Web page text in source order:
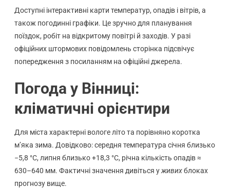
Доступні інтерактивні карти температур, опадів і вітрів, а
також погодинні графіки. Це зручно для планування
поїздок, робіт на відкритому повітрі й заходів. У разі
офіційних штормових повідомлень сторінка підсвічує
попередження з посиланням на офіційні джерела.
Погода у Вінниці:
кліматичні орієнтири
Для міста характерні вологе літо та порівняно коротка
м’яка зима. Довідково: середня температура січня близько
−5,8 °C, липня близько +18,3 °C, річна кількість опадів ≈
630–640 мм. Фактичні значення дивіться уживихблоках
прогнозу вище.